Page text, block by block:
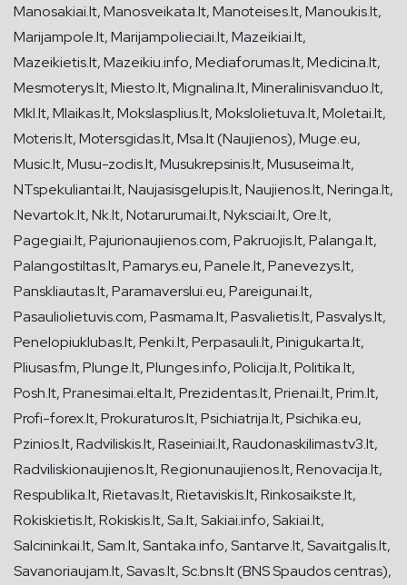
Manosakiai.lt, Manosveikata.lt, Manoteises.lt, Manoukis.lt,
Marijampole.lt, Marijampolieciai.lt, Mazeikiai.lt,
Mazeikietis.lt, Mazeikiu.info, Mediaforumas.lt, Medicina.lt,
Mesmoterys.lt, Miesto.lt, Mignalina.lt, Mineralinisvanduo.lt,
Mkl.lt, Mlaikas.lt, Mokslasplius.lt, Mokslolietuva.lt, Moletai.lt,
Moteris.lt, Motersgidas.lt, Msa.lt (Naujienos), Muge.eu,
Music.lt, Musu-zodis.lt, Musukrepsinis.lt, Mususeima.lt,
NTspekuliantai.lt, Naujasisgelupis.lt, Naujienos.lt, Neringa.lt,
Nevartok.lt, Nk.lt, Notarurumai.lt, Nyksciai.lt, Ore.lt,
Pagegiai.lt, Pajurionaujienos.com, Pakruojis.lt, Palanga.lt,
Palangostiltas.lt, Pamarys.eu, Panele.lt, Panevezys.lt,
Panskliautas.lt, Paramaverslui.eu, Pareigunai.lt,
Pasauliolietuvis.com, Pasmama.lt, Pasvalietis.lt, Pasvalys.lt,
Penelopiuklubas.lt, Penki.lt, Perpasauli.lt, Pinigukarta.lt,
Pliusas.fm, Plunge.lt, Plunges.info, Policija.lt, Politika.lt,
Posh.lt, Pranesimai.elta.lt, Prezidentas.lt, Prienai.lt, Prim.lt,
Profi-forex.lt, Prokuraturos.lt, Psichiatrija.lt, Psichika.eu,
Pzinios.lt, Radviliskis.lt, Raseiniai.lt, Raudonaskilimas.tv3.lt,
Radviliskionaujienos.lt, Regionunaujienos.lt, Renovacija.lt,
Respublika.lt, Rietavas.lt, Rietaviskis.lt, Rinkosaikste.lt,
Rokiskietis.lt, Rokiskis.lt, Sa.lt, Sakiai.info, Sakiai.lt,
Salcininkai.lt, Sam.lt, Santaka.info, Santarve.lt, Savaitgalis.lt,
Savanoriaujam.lt, Savas.lt, Sc.bns.lt (BNS Spaudos centras),